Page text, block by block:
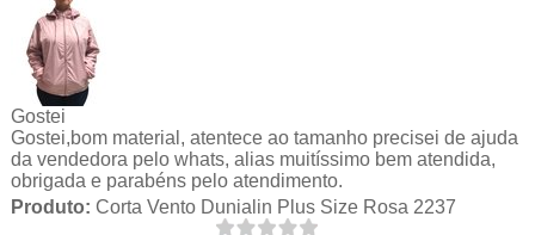
Gostei
Gostei,bom material, atentece ao tamanho precisei de ajuda
da vendedora pelo whats, alias muitíssimo bem atendida,
obrigada e parabéns pelo atendimento.
Produto: Corta Vento Dunialin Plus Size Rosa 2237